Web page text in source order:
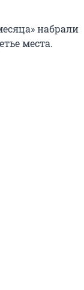
набрали
места.